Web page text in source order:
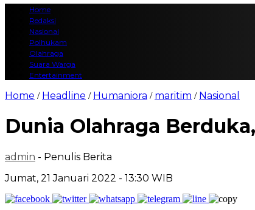
Home
Redaksi
Nasional
Polhukam
Olahraga
Suara Warga
Entertainment
Home / Headline / Humaniora / maritim / Nasional
Dunia Olahraga
admin - Penulis Berita
Jumat, 21 Januari 2022 - 13:30 WIB